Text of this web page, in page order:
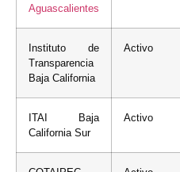
Aguascalientes
Instituto de
Transparencia
Baja California
Activo
ITAI Baja
California Sur
Activo